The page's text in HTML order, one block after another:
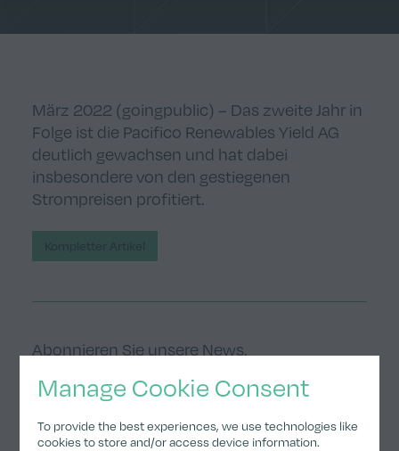
Manage Cookie Consent
To provide the best experiences, we use technologies like
cookies to store and/or access device information.
März 2022 (goingpublic) – Das zweite Jahr in
Folge ist die Pacifico Renewables Yield AG
deutlich gewachsen und hat dabei
insbesondere von den gestiegenen
Strompreisen profitiert.
Abonnieren Sie unsere News.
Anmelden